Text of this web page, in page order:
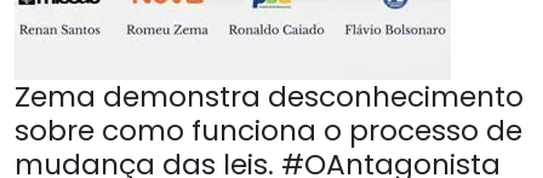
Zema demonstra desconhecimento
sobre como funciona o processo de
mudança das leis. #OAntagonista